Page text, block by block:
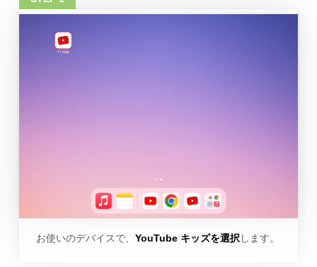
お使いのデバイスで、 YouTube キッズを選択 します。